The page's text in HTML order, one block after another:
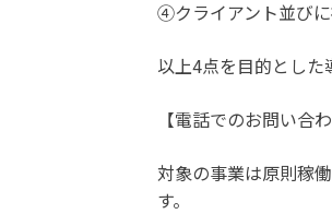
④クライアント並び
以上4点を目的とした
【電話でのお問い合
対象の事業は原則稼
す。